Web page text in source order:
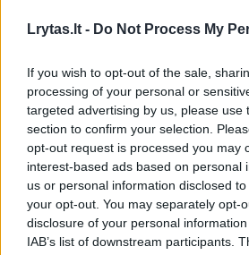
Lrytas.lt - Do Not Process My
If you wish to opt-out of the sale,
processing of your personal or
targeted advertising by us, please use
section to confirm your selection.
opt-out request is processed you may
interest-based ads based on personal
us or personal information disclosed
your opt-out. You may separately opt-
disclosure of your personal
IAB’s list of downstream participants.
Visi įrašai
Žiūrimiausi
Vaizdai iš tragiškos avarijos
vaiko gyvybių išgelbėti nepavyko